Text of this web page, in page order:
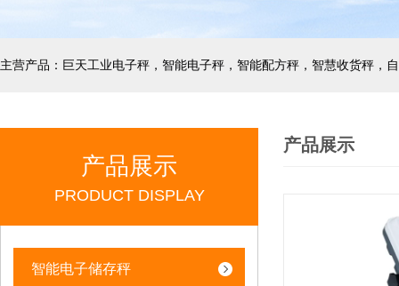
产品展示
PRODUCT DISPLAY
智能电子储存秤
产品展示